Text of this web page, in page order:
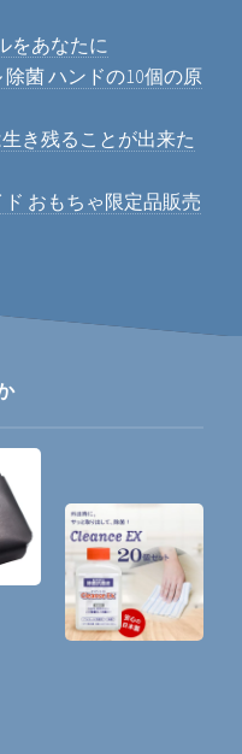
をあなたに
菌 ハンドの10個の原
き残ることが出来た
おもちゃ限定品販売